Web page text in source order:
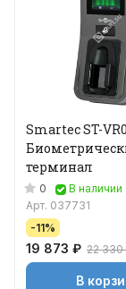
Smartec ST-
терминал
0
В наличии
Арт. 037731
-11%
19 873 ₽ 22 330
В